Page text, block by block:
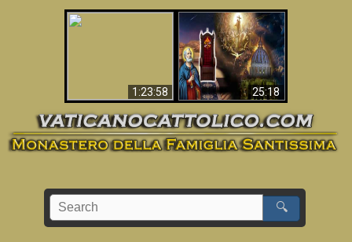
1:23:58 25:18
La Bibbia ha previsto
70 anni senza Papa?
🔍